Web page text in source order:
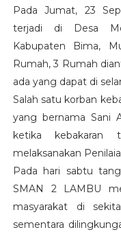
Pada Jumat, 23
terjadi di Desa
Kabupaten Bima,
Rumah, 3 Rumah
ada yang dapat di
Salah satu korban
yang bernama Sani
ketika
melaksanakan
Pada hari sabtu
SMAN 2 LAMBU
masyarakat di
sementara